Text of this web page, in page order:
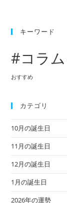
キーワード
#コラム
おすすめ
カテゴリ
10月の誕生日
11月の誕生日
12月の誕生日
1月の誕生日
2026年の運勢